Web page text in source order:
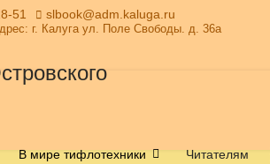
51 slbook@adm.kaluga.ru
г. Калуга ул. Поле Свободы. д. 36а
В мире тифлотехники Читателям